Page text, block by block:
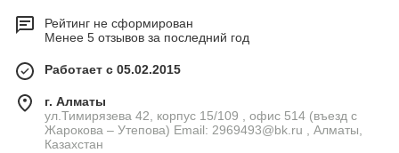
Рейтинг не сформирован
Менее 5 отзывов за последний год
Работает с 05.02.2015
г. Алматы
ул.Тимирязева 42, корпус 15/109 , офис 514 (въезд с
Жарокова – Утепова) Email: 2969493@bk.ru , Алматы,
Казахстан